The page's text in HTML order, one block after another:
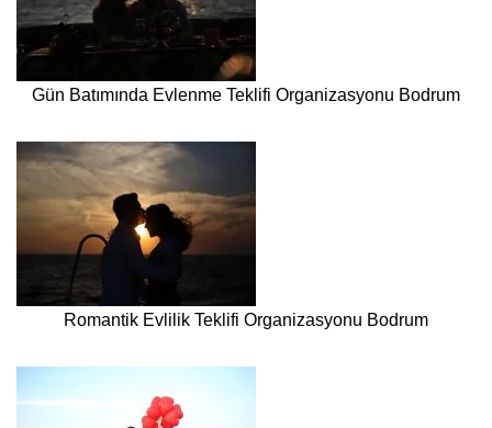
Gün Batımında Evlenme Teklifi Organizasyonu Bodrum
Romantik Evlilik Teklifi Organizasyonu Bodrum